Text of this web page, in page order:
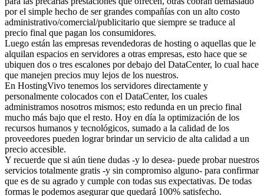
por el simple hecho de ser grandes compañías con un alto costo
administrativo/comercial/publicitario que siempre se traduce al
precio final que pagan los consumidores.
Luego están las empresas revendedoras de hosting o aquellas que le
alquilan espacios en servidores a otras empresas, esto hace que se
ubiquen dos o tres escalones por debajo del DataCenter, lo cual hace
que manejen precios muy lejos de los nuestros.
En HostingVivo tenemos los servidores directamente y
personalmente colocados con el DataCenter, los cuales
administramos nosotros mismos; esto redunda en un precio final
mucho más bajo que el resto. Hoy en día la optimización de los
recursos humanos y tecnológicos, sumado a la calidad de los
proveedores pueden lograr brindar un servicio de alta calidad a un
precio accesible.
Y recuerde que si aún tiene dudas -y lo desea- puede probar nuestros
servicios totalmente gratis -y sin compromiso alguno- para confirmar
que es de su agrado y cumple con todas sus expectativas. De todas
formas le podemos asegurar que quedará 100% satisfecho.